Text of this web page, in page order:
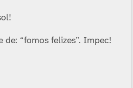
de: “fomos felizes”. Impec!